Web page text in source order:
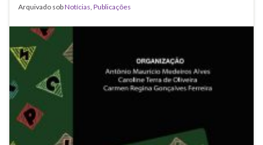
Arquivado sobNotícias, Publicações